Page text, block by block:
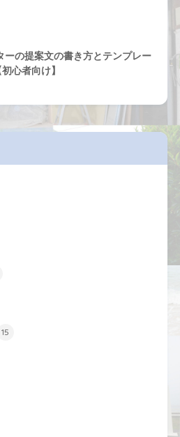
ーの提案文の書き方とテンプレー
心者向け】
15